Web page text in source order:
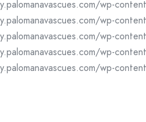
wp-
wp-
wp-
wp-
wp-